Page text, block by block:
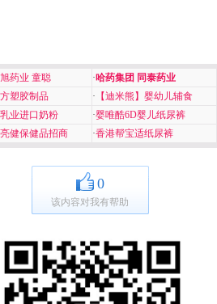
药业 童聪 ·哈药集团 同泰药业
塑胶制品 · 【迪米熊】婴幼儿辅食
业进口奶粉 ·婴唯酷6D婴儿纸尿裤
健保健品招商 ·香港帮宝适纸尿裤
0
该内容对我有帮助